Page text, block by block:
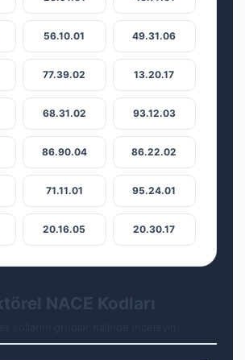
56.10.01 49.31.06
77.39.02 13.20.17
68.31.02 93.12.03
86.90.04 86.22.02
71.11.01 95.24.01
20.16.05 20.30.17
NACE Kodları